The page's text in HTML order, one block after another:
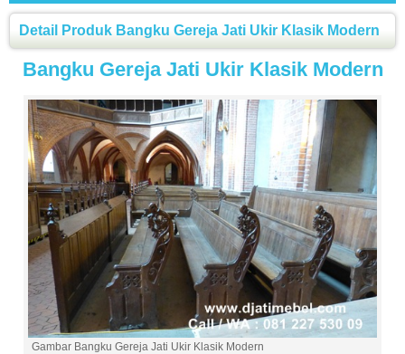
Detail Produk Bangku Gereja Jati Ukir Klasik Modern
Bangku Gereja Jati Ukir Klasik Modern
Gambar Bangku Gereja Jati Ukir Klasik Modern